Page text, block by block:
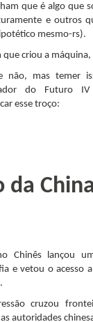
que é algo que
e outros
mesmo-rs).
que criou a
não, mas temer
do Futuro
esse troço:
Chinês lançou
e vetou o acesso
cruzou
autoridades